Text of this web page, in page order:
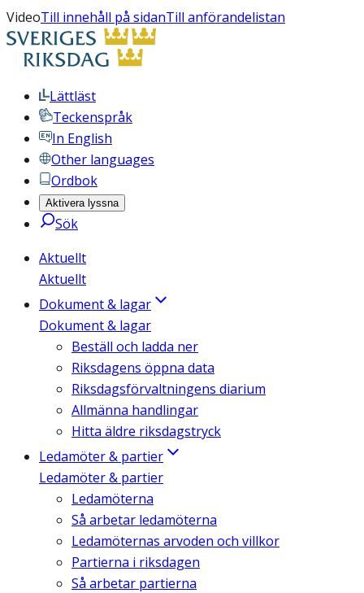
VideoTill innehåll på sidanTill anförandelistan
Lättläst
Teckenspråk
In English
Other languages
Ordbok
Aktivera lyssna
Sök
Aktuellt
Aktuellt
Dokument & lagar
Dokument & lagar
Beställ och ladda ner
Riksdagens öppna data
Riksdagsförvaltningens diarium
Allmänna handlingar
Hitta äldre riksdagstryck
Ledamöter & partier
Ledamöter & partier
Ledamöterna
Så arbetar ledamöterna
Ledamöternas arvoden och villkor
Partierna i riksdagen
Så arbetar partierna